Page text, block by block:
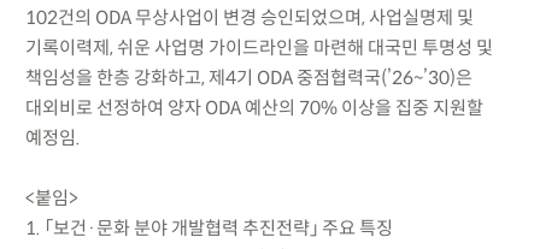
102건의 ODA 무상사업이 변경 승인되었으며, 사업실명제 및
기록이력제, 쉬운 사업명 가이드라인을 마련해 대국민 투명성 및
책임성을 한층 강화하고, 제4기 ODA 중점협력국(’26~’30)은
대외비로 선정하여 양자 ODA 예산의 70% 이상을 집중 지원할
예정임.
<붙임>
1. 「보건·문화 분야 개발협력 추진전략」 주요 특징